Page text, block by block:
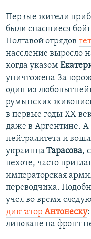
Первые жители
были спасшиеся
Полтавой отрядов
население выросло
когда указом
уничтожена
один из
румынских
в первые годы ХХ
даже в Аргентине. А
нейтралитета и
украинца Тарасова,
пехоте, часто
императорская
переводчика.
учел во время
диктатор Антонеску:
липоване на фронт